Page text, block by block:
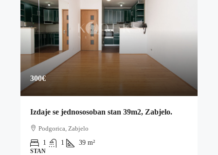
300€
Izdaje se jednososoban stan 39m2, Zabjelo.
Podgorica, Zabjelo
1
1 39 m²
STAN